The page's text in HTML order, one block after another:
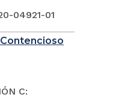
04921-01
C: